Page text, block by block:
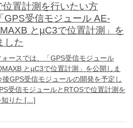
位置計測を行いたい方
GPS受信モジュール AE-
とµC3で位置計測」を
した
ースでは、「GPS受信モジュール
とµC3で位置計測」を公開しま
後GPS受信モジュールの開発を予定し
受信モジュールとRTOSで位置計測を
知りた […]